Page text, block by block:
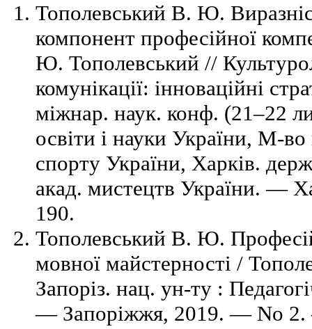
Тополевський В. Ю.
компонент професійної
Ю. Тополевський //
комунікації: інноваційні
міжнар. наук. конф. (21–22
освіти і науки України, М-
спорту України, Харків.
акад. мистецтв України. —
190.
Тополевський В. Ю.
мовної майстерності /
Запоріз. нац. ун-ту :
— Запоріжжя, 2019. — No